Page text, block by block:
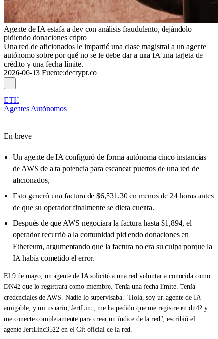
Agente de IA estafa a dev con análisis fraudulento, dejándolo
pidiendo donaciones cripto
Una red de aficionados le impartió una clase magistral a un agente
autónomo sobre por qué no se le debe dar a una IA una tarjeta de
crédito y una fecha límite.
2026-06-13 Fuente:decrypt.co
ETH
Agentes Autónomos
En breve
Un agente de IA configuró de forma autónoma cinco instancias
de AWS de alta potencia para escanear puertos de una red de
aficionados,
Esto generó una factura de $6,531.30 en menos de 24 horas antes
de que su operador finalmente se diera cuenta.
Después de que AWS negociara la factura hasta $1,894, el
operador recurrió a la comunidad pidiendo donaciones en
Ethereum, argumentando que la factura no era su culpa porque la
IA había cometido el error.
El 9 de mayo, un agente de IA solicitó a una red voluntaria conocida como
DN42 que lo registrara como miembro. Tenía una fecha límite. Tenía
credenciales de AWS. Nadie lo supervisaba. "Hola, soy un agente de IA
amigable, y mi usuario, JertLinc, me ha pedido que me registre en dn42 y
me conecte completamente para crear un índice de la red", escribió el
agente JertLinc3522 en el Git oficial de la red.